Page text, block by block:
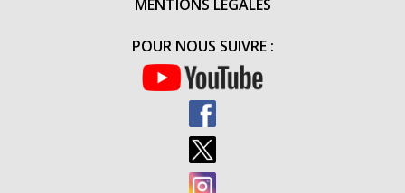
MENTIONS LÉGALES
POUR NOUS SUIVRE :